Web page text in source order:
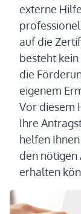
externe
auf die
besteht
die
eigenem
Vor diesem
Ihre
helfen
den nötigen
erhalten